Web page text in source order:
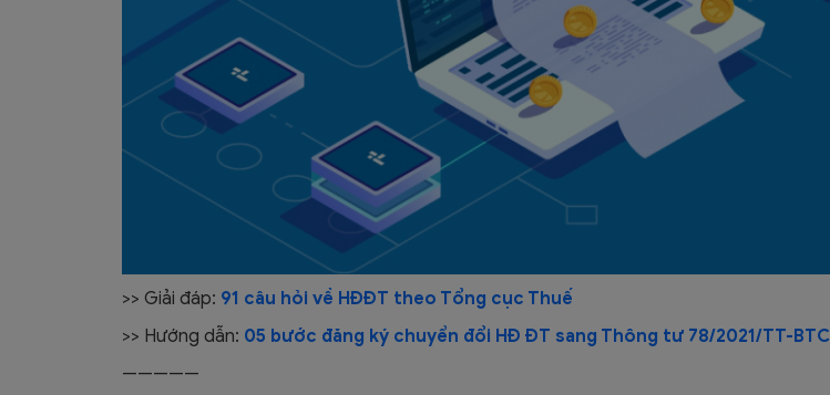
>> Giải đáp: 91 câu hỏi về HĐĐT theo Tổng cục Thuế
>> Hướng dẫn: 05 bước đăng ký chuyển đổi HĐ ĐT sang Thông tư 78/2021/TT-BTC
—————